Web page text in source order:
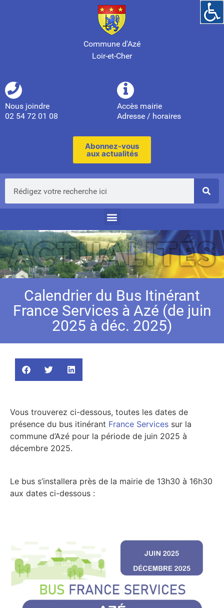
Commune d'Azé
Loir-et-Cher
Nous joindre
02 54 72 01 08
Accès mairie
Adresse / horaires
Abonnez-vous
aux actualités
Calendrier du Bus Itinérant
France Services à Azé (de juin
2025 à déc. 2025)
Vous trouverez ci-dessous, toutes les dates de
présence du bus itinérant France Services sur la
commune d’Azé pour la période de juin 2025 à
décembre 2025.
Le bus s’installera près de la mairie de 13h30 à 16h30
aux dates ci-dessous :